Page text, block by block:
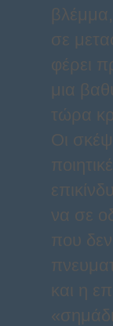
σε
φέρει
μια
τώρα
Οι
να σε
που
και η